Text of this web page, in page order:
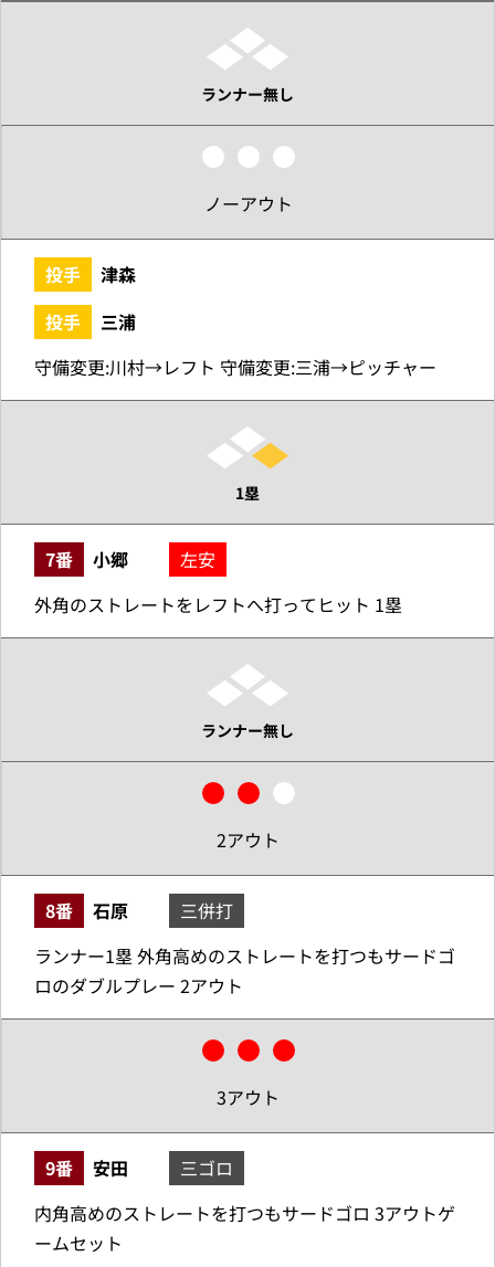
ランナー無し
ノーアウト
投手
津森
投手
三浦
守備変更:川村→レフト 守備変更:三浦→ピッチャー
1塁
7番 小郷
左安
外角のストレートをレフトへ打ってヒット 1塁
ランナー無し
2アウト
8番 石原
三併打
ランナー1塁 外角高めのストレートを打つもサードゴ
ロのダブルプレー 2アウト
3アウト
9番 安田
三ゴロ
内角高めのストレートを打つもサードゴロ 3アウトゲ
ームセット